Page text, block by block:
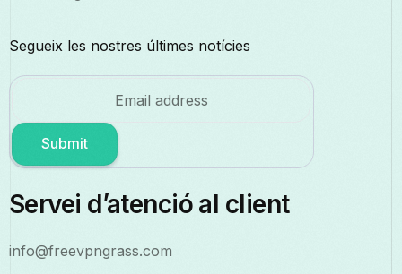
Segueix les nostres últimes notícies
Submit
Servei d’atenció al client
info@freevpngrass.com